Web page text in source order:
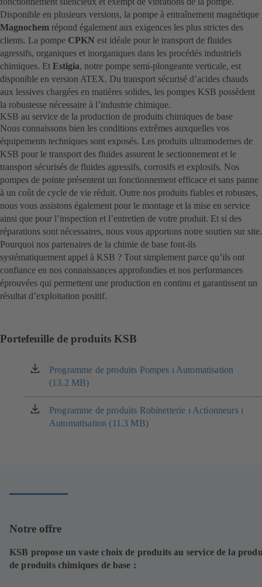
Disponible en plusieurs versions, la pompe à entraînement magnétique
Magnochem répond également aux exigences les plus strictes des
clients. La pompe CPKN est idéale pour le transport de fluides
agressifs, organiques et inorganiques dans les procédés industriels
chimiques. Et Estigia, notre pompe semi-plongeante verticale, est
disponible en version ATEX. Du transport sécurisé d’acides chauds
aux lessives chargées en matières solides, les pompes KSB possèdent
la robustesse nécessaire à l’industrie chimique.
KSB au service de la production de produits chimiques de base
Nous connaissons bien les conditions extrêmes auxquelles vos
équipements techniques sont exposés. Les produits ultramodernes de
KSB pour le transport des fluides assurent le sectionnement et le
transport sécurisés de fluides agressifs, corrosifs et explosifs. Nos
pompes de pointe présentent un fonctionnement efficace et sans panne
à un coût de cycle de vie réduit. Outre nos produits fiables et robustes,
nous vous assistons également pour le montage et la mise en service
ainsi que pour l’inspection et l’entretien de votre produit. Et si des
réparations sont nécessaires, nous vous apportons notre soutien sur site.
Pourquoi nos partenaires de la chimie de base font-ils
systématiquement appel à KSB ? Tout simplement parce qu’ils ont
confiance en nos connaissances approfondies et nos performances
éprouvées qui permettent une production en continu et garantissent un
résultat d’exploitation positif.
Portefeuille de produits KSB
Programme de produits Pompes ı Automatisation
(13.2 MB)
(s'ouvre
dans
un
nouvel
onglet)
Programme de produits Robinetterie ı Actionneurs ı
Automatisation (11.3 MB)
(s'ouvre
dans
Notre offre
KSB propose un vaste choix de produits au service de la
de produits chimiques de base :